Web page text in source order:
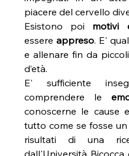
piacere del cervello
Esistono poi motivi
essere appreso. E'
e allenare fin da
d’età.
E' sufficiente
comprendere le
conoscerne le cause
tutto come se fosse
risultati di una